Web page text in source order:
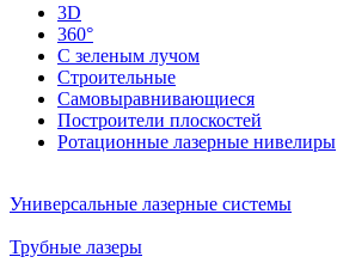
3D
360°
С зеленым лучом
Строительные
Самовыравнивающиеся
Построители плоскостей
Ротационные лазерные нивелиры
Универсальные лазерные системы
Трубные лазеры